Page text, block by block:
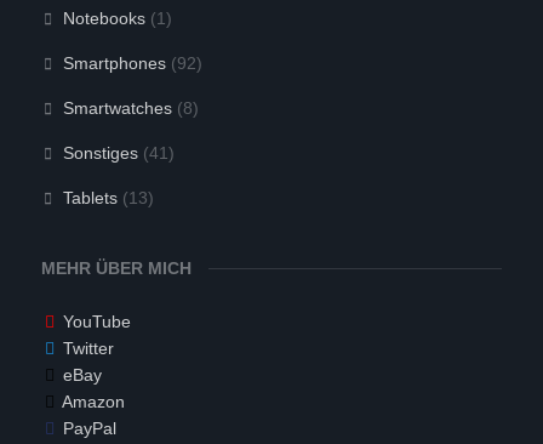
Notebooks(1)
Smartphones(92)
Smartwatches(8)
Sonstiges(41)
Tablets(13)
MEHR ÜBER MICH
YouTube
Twitter
eBay
Amazon
PayPal